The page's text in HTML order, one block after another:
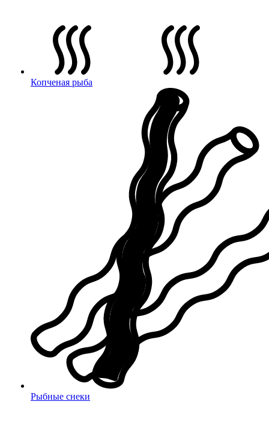
Копченая рыба
Рыбные снеки